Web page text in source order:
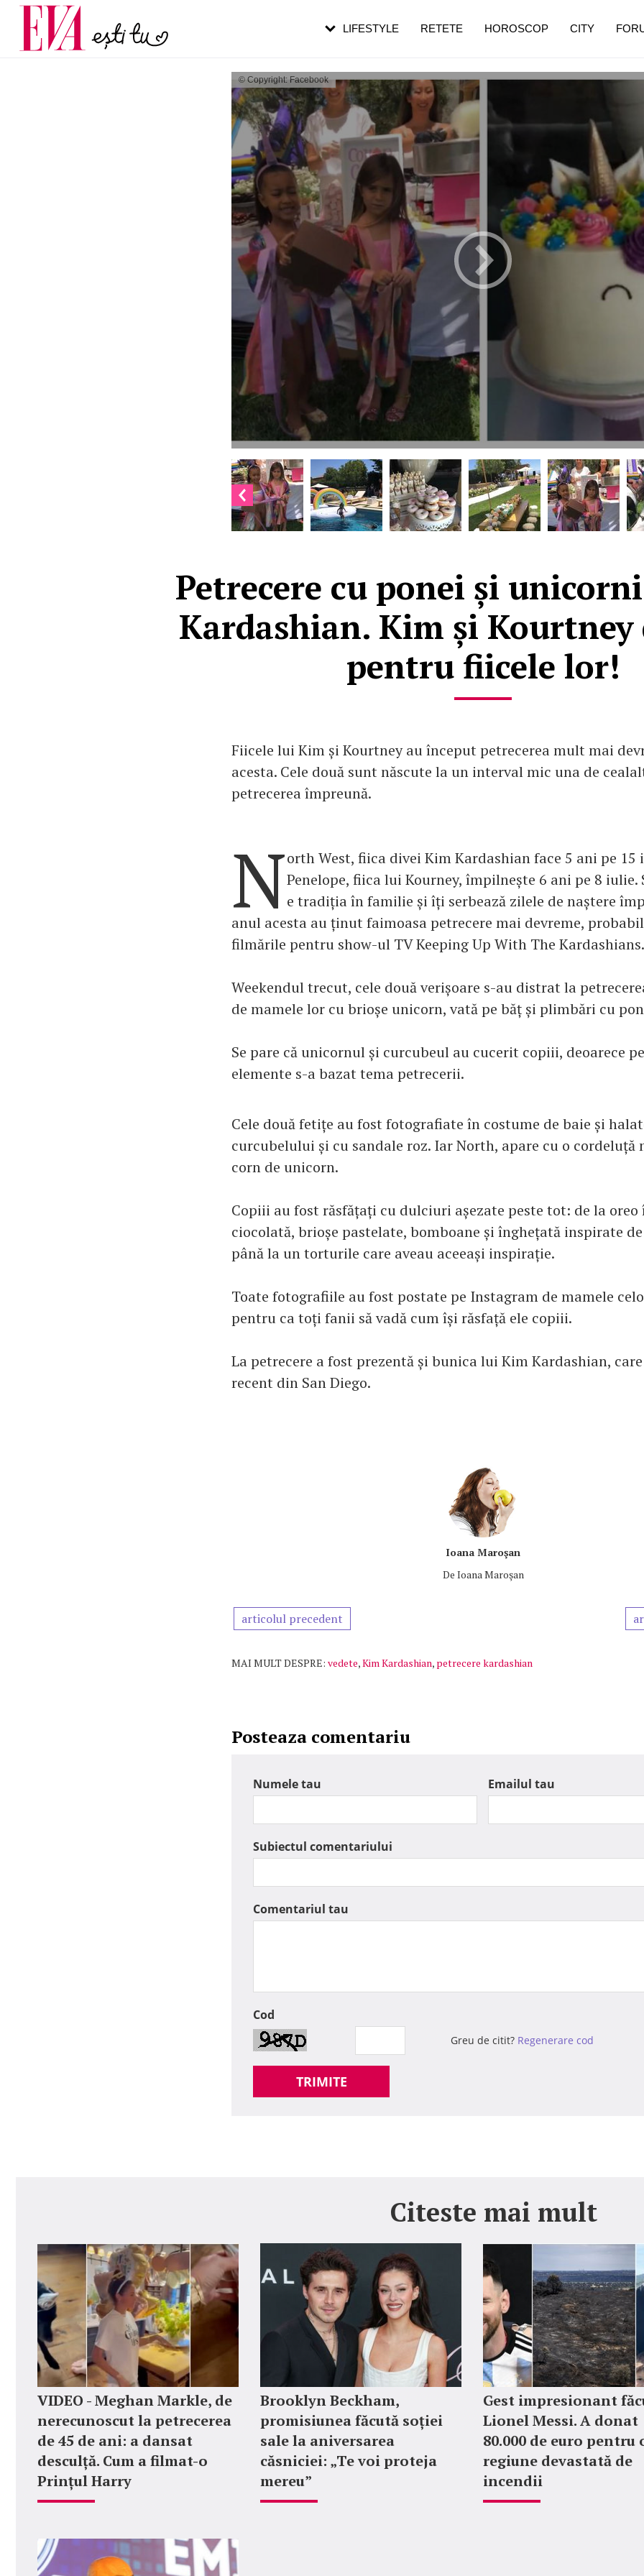
© Copyright: Facebook
Petrecere cu ponei și
Kardashian. Kim și
pentru fiicele lor!
Fiicele lui Kim și Kourtney au început petrecerea mult mai
acesta. Cele două sunt născute la un interval mic una de
petrecerea împreună.
North West, fiica divei Kim Kardashian face 5 ani pe 15
Penelope, fiica lui Kourney, împilnește 6 ani pe 8 iulie.
e tradiția în familie și îți serbează zilele de naștere
anul acesta au ținut faimoasa petrecere mai devreme,
filmările pentru show-ul TV Keeping Up With The Kardashians.
Weekendul trecut, cele două verișoare s-au distrat la
de mamele lor cu brioșe unicorn, vată pe băț și plimbări cu
Se pare că unicornul și curcubeul au cucerit copiii, deoarece
elemente s-a bazat tema petrecerii.
Cele două fetițe au fost fotografiate în costume de baie și
curcubelului și cu sandale roz. Iar North, apare cu o cordeluță
corn de unicorn.
Copiii au fost răsfățați cu dulciuri așezate peste tot: de la
ciocolată, brioșe pastelate, bomboane și înghețată inspirate
până la un torturile care aveau aceeași inspirație.
Toate fotografiile au fost postate pe Instagram de mamele
pentru ca toți fanii să vadă cum își răsfață ele copiii.
La petrecere a fost prezentă și bunica lui Kim Kardashian,
recent din San Diego.
Ioana Maroşan
De Ioana Maroşan
articolul precedent
MAI MULT DESPRE: vedete,Kim Kardashian, petrecere kardashian
Posteaza comentariu
Numele tau Emailul tau
Subiectul comentariului
Comentariul tau
Cod
Greu de citit? Regenerare cod
TRIMITE
Citeste mai mult
VIDEO - Meghan Markle, de
nerecunoscut la petrecerea
de 45 de ani: a dansat
desculță. Cum a filmat-o
Prințul Harry
Brooklyn Beckham,
promisiunea făcută soției
sale la aniversarea
căsniciei: „Te voi proteja
mereu”
Gest impresionant
Lionel Messi. A donat
80.000 de euro pentru
regiune devastată de
incendii
LIFESTYLE RETETE HOROSCOP CITY
Carieră
Actualitate
pe măsură ce înaintezi în vârstă
de dureroasă este investigația